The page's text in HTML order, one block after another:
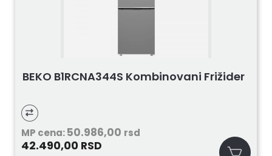
BEKO B1RCNA344S Kombinovani Frižider
MP cena:50.986,00 rsd
42.490,00 RSD